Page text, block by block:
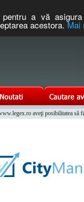
a vă
acestora.Mai
al Parcului Auto